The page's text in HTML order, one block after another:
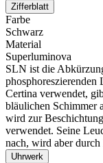
Zifferblatt
Farbe
Schwarz
Material
Superluminova
SLN ist die
Certina verwendet,
bläulichen Schimmer
wird zur
verwendet. Seine
nach, wird aber
Uhrwerk